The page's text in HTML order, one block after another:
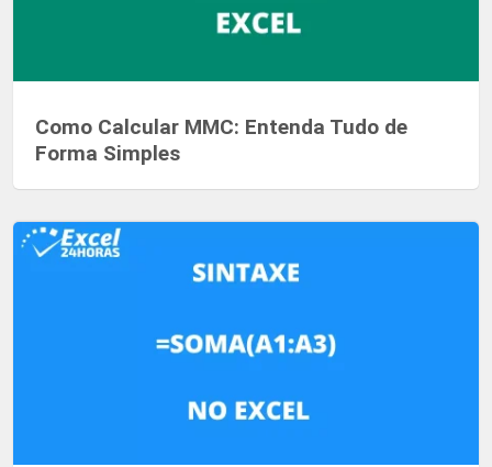
Como Calcular MMC: Entenda Tudo de
Forma Simples